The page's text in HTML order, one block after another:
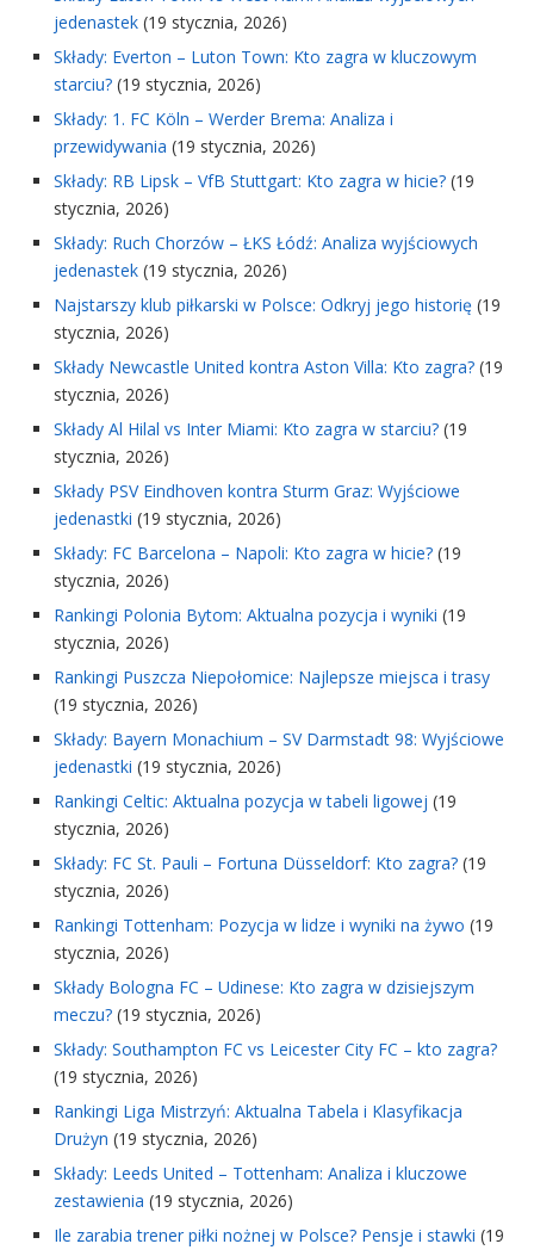
jedenastek (19 stycznia, 2026)
Składy: Everton – Luton Town: Kto zagra w kluczowym
starciu? (19 stycznia, 2026)
Składy: 1. FC Köln – Werder Brema: Analiza i
przewidywania (19 stycznia, 2026)
Składy: RB Lipsk – VfB Stuttgart: Kto zagra w hicie? (19
stycznia, 2026)
Składy: Ruch Chorzów – ŁKS Łódź: Analiza wyjściowych
jedenastek (19 stycznia, 2026)
Najstarszy klub piłkarski w Polsce: Odkryj jego historię (19
stycznia, 2026)
Składy Newcastle United kontra Aston Villa: Kto zagra? (19
stycznia, 2026)
Składy Al Hilal vs Inter Miami: Kto zagra w starciu? (19
stycznia, 2026)
Składy PSV Eindhoven kontra Sturm Graz: Wyjściowe
jedenastki (19 stycznia, 2026)
Składy: FC Barcelona – Napoli: Kto zagra w hicie? (19
stycznia, 2026)
Rankingi Polonia Bytom: Aktualna pozycja i wyniki (19
stycznia, 2026)
Rankingi Puszcza Niepołomice: Najlepsze miejsca i trasy
(19 stycznia, 2026)
Składy: Bayern Monachium – SV Darmstadt 98: Wyjściowe
jedenastki (19 stycznia, 2026)
Rankingi Celtic: Aktualna pozycja w tabeli ligowej (19
stycznia, 2026)
Składy: FC St. Pauli – Fortuna Düsseldorf: Kto zagra? (19
stycznia, 2026)
Rankingi Tottenham: Pozycja w lidze i wyniki na żywo (19
stycznia, 2026)
Składy Bologna FC – Udinese: Kto zagra w dzisiejszym
meczu? (19 stycznia, 2026)
Składy: Southampton FC vs Leicester City FC – kto zagra?
(19 stycznia, 2026)
Rankingi Liga Mistrzyń: Aktualna Tabela i Klasyfikacja
Drużyn (19 stycznia, 2026)
Składy: Leeds United – Tottenham: Analiza i kluczowe
zestawienia (19 stycznia, 2026)
Ile zarabia trener piłki nożnej w Polsce? Pensje i stawki (19